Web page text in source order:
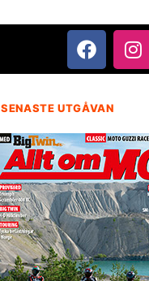
SENASTE UTGÅVAN